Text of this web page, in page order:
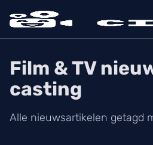
Film & TV
casting
Alle nieuwsartikelen getagd